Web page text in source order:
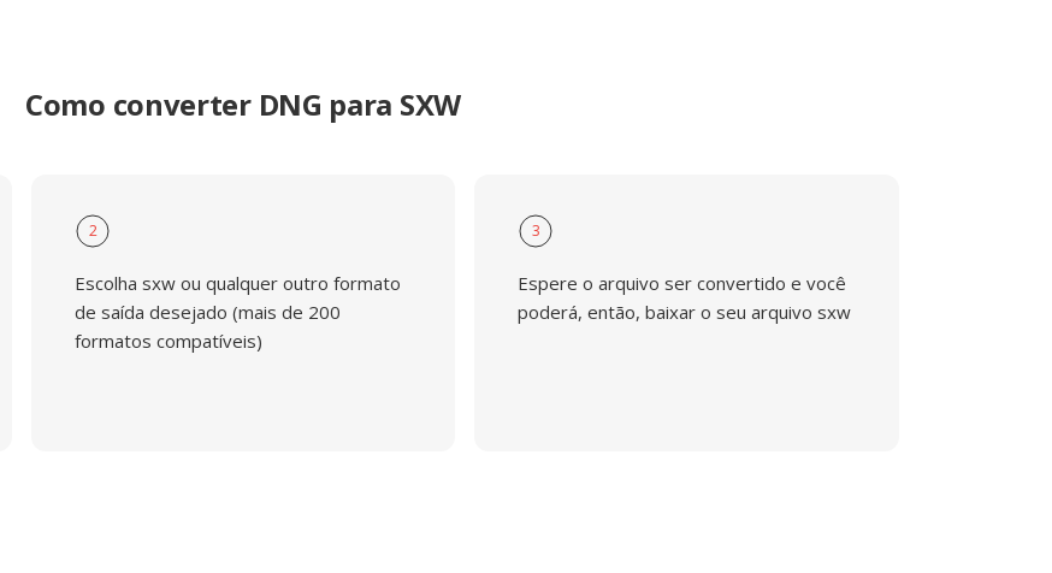
Como converter DNG para SXW
2
Escolha sxw ou qualquer outro formato
de saída desejado (mais de 200
formatos compatíveis)
3
Espere o arquivo ser convertido e você
poderá, então, baixar o seu arquivo sxw